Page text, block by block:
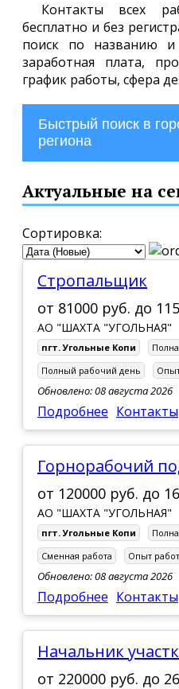
Контакты всех
бесплатно и без
поиск по названию и
заработная плата,
график работы, сфера
Быстрый поиск в
региона
г. Билибино
г. Певек
пгт.
пгт. Мыс Шмидта
пгт. Провидения
пгт. Угольные
пгт. Эгвекинот
с. Лаврентия
Актуальные на
Сортировка:
Стропальщик
от 81000 руб. до
АО "ШАХТА "УГОЛЬНАЯ"
пгт. Угольные Копи
Полный рабочий день
Обновлено: 08 августа 2026
Подробнее Контакты
Горнорабочий
от 120000 руб. до
АО "ШАХТА "УГОЛЬНАЯ"
пгт. Угольные Копи
Сменная работа
Опыт
Обновлено: 08 августа 2026
Подробнее Контакты
Начальник
от 220000 руб. до